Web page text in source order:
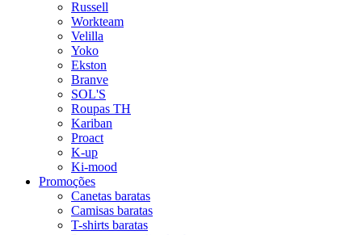
Russell
Workteam
Velilla
Yoko
Ekston
Branve
SOL'S
Roupas TH
Kariban
Proact
K-up
Ki-mood
Promoções
Canetas baratas
Camisas baratas
T-shirts baratas